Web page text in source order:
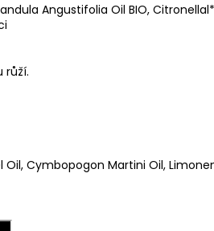
Angustifolia Oil BIO,
růží.
Cymbopogon Martini Oil,